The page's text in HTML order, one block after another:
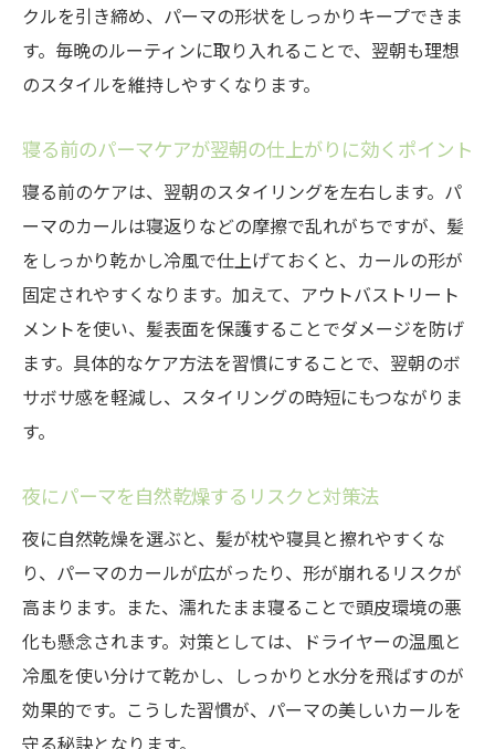
パーマ後の朝夜ケアでカールを守る方法
パーマのダメージを最小限に抑える工夫
美しいパーマを維持するための保湿ケア術
パーマの持ちを良くする日々の実践ポイン
クルを引き締め、パーマの形状をしっかりキープできま
す。毎晩のルーティンに取り入れることで、翌朝も理想
のスタイルを維持しやすくなります。
寝る前のパーマケアが翌朝の仕上がりに効くポイント
寝る前のケアは、翌朝のスタイリングを左右します。パ
ーマのカールは寝返りなどの摩擦で乱れがちですが、髪
をしっかり乾かし冷風で仕上げておくと、カールの形が
固定されやすくなります。加えて、アウトバストリート
メントを使い、髪表面を保護することでダメージを防げ
ます。具体的なケア方法を習慣にすることで、翌朝のボ
サボサ感を軽減し、スタイリングの時短にもつながりま
す。
夜にパーマを自然乾燥するリスクと対策法
夜に自然乾燥を選ぶと、髪が枕や寝具と擦れやすくな
り、パーマのカールが広がったり、形が崩れるリスクが
高まります。また、濡れたまま寝ることで頭皮環境の悪
化も懸念されます。対策としては、ドライヤーの温風と
冷風を使い分けて乾かし、しっかりと水分を飛ばすのが
効果的です。こうした習慣が、パーマの美しいカールを
守る秘訣となります。